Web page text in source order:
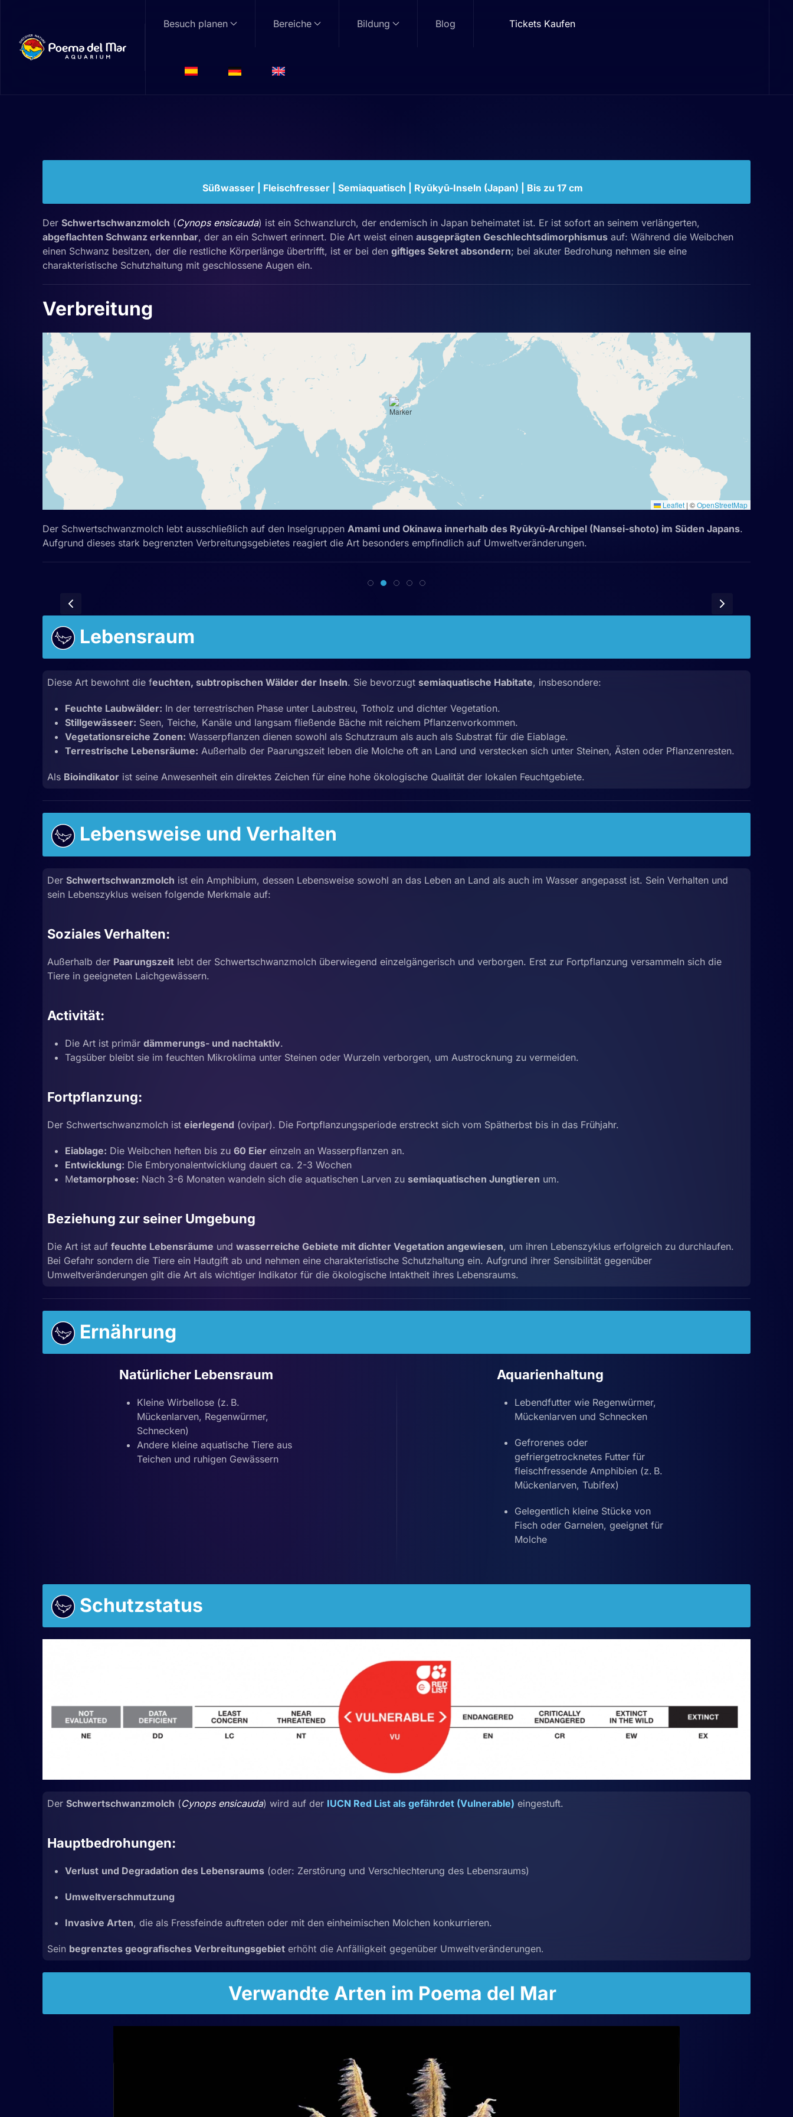
Besuch planen Bereiche Bildung Blog Tickets Kaufen
Süßwasser | Fleischfresser | Semiaquatisch | Ryūkyū-Inseln (Japan) | Bis zu 17 cm
Der Schwertschwanzmolch (Cynops ensicauda) ist ein Schwanzlurch, der endemisch in Japan beheimatet ist. Er ist sofort an seinem verlängerten,
abgeflachten Schwanz erkennbar, der an ein Schwert erinnert. Die Art weist einen ausgeprägten Geschlechtsdimorphismus auf: Während die Weibchen
einen Schwanz besitzen, der die restliche Körperlänge übertrifft, ist er bei den giftiges Sekret absondern; bei akuter Bedrohung nehmen sie eine
charakteristische Schutzhaltung mit geschlossene Augen ein.
Verbreitung
Leaflet | ©OpenStreetMap
Der Schwertschwanzmolch lebt ausschließlich auf den Inselgruppen Amami und Okinawa innerhalb des Ryūkyū-Archipel (Nansei-shoto) im Süden Japans.
Aufgrund dieses stark begrenzten Verbreitungsgebietes reagiert die Art besonders empfindlich auf Umweltveränderungen.
Lebensraum
Diese Art bewohnt die feuchten, subtropischen Wälder der Inseln. Sie bevorzugt semiaquatische Habitate, insbesondere:
Feuchte Laubwälder: In der terrestrischen Phase unter Laubstreu, Totholz und dichter Vegetation.
Stillgewässeer: Seen, Teiche, Kanäle und langsam fließende Bäche mit reichem Pflanzenvorkommen.
Vegetationsreiche Zonen: Wasserpflanzen dienen sowohl als Schutzraum als auch als Substrat für die Eiablage.
Terrestrische Lebensräume: Außerhalb der Paarungszeit leben die Molche oft an Land und verstecken sich unter Steinen, Ästen oder Pflanzenresten.
Als Bioindikator ist seine Anwesenheit ein direktes Zeichen für eine hohe ökologische Qualität der lokalen Feuchtgebiete.
Lebensweise und Verhalten
Der Schwertschwanzmolch ist ein Amphibium, dessen Lebensweise sowohl an das Leben an Land als auch im Wasser angepasst ist. Sein Verhalten und
sein Lebenszyklus weisen folgende Merkmale auf:
Soziales Verhalten:
Außerhalb der Paarungszeit lebt der Schwertschwanzmolch überwiegend einzelgängerisch und verborgen. Erst zur Fortpflanzung versammeln sich die
Tiere in geeigneten Laichgewässern.
Activität:
Die Art ist primär dämmerungs- und nachtaktiv.
Tagsüber bleibt sie im feuchten Mikroklima unter Steinen oder Wurzeln verborgen, um Austrocknung zu vermeiden.
Fortpflanzung:
Der Schwertschwanzmolch ist eierlegend (ovipar). Die Fortpflanzungsperiode erstreckt sich vom Spätherbst bis in das Frühjahr.
Eiablage: Die Weibchen heften bis zu 60 Eier einzeln an Wasserpflanzen an.
Entwicklung: Die Embryonalentwicklung dauert ca. 2-3 Wochen
Metamorphose: Nach 3-6 Monaten wandeln sich die aquatischen Larven zu semiaquatischen Jungtieren um.
Beziehung zur seiner Umgebung
Die Art ist auf feuchte Lebensräume und wasserreiche Gebiete mit dichter Vegetation angewiesen, um ihren Lebenszyklus erfolgreich zu durchlaufen.
Bei Gefahr sondern die Tiere ein Hautgift ab und nehmen eine charakteristische Schutzhaltung ein. Aufgrund ihrer Sensibilität gegenüber
Umweltveränderungen gilt die Art als wichtiger Indikator für die ökologische Intaktheit ihres Lebensraums.
Ernährung
Natürlicher Lebensraum
Kleine Wirbellose (z. B.
Mückenlarven, Regenwürmer,
Schnecken)
Andere kleine aquatische Tiere aus
Teichen und ruhigen Gewässern
Aquarienhaltung
Lebendfutter wie Regenwürmer,
Mückenlarven und Schnecken
Gefrorenes oder
gefriergetrocknetes Futter für
fleischfressende Amphibien (z. B.
Mückenlarven, Tubifex)
Gelegentlich kleine Stücke von
Fisch oder Garnelen, geeignet für
Molche
Schutzstatus
Der Schwertschwanzmolch (Cynops ensicauda) wird auf der IUCN Red List als gefährdet (Vulnerable) eingestuft.
Hauptbedrohungen:
Verlust und Degradation des Lebensraums (oder: Zerstörung und Verschlechterung des Lebensraums)
Umweltverschmutzung
Invasive Arten, die als Fressfeinde auftreten oder mit den einheimischen Molchen konkurrieren.
Sein begrenztes geografisches Verbreitungsgebiet erhöht die Anfälligkeit gegenüber Umweltveränderungen.
Verwandte Arten im Poema del Mar